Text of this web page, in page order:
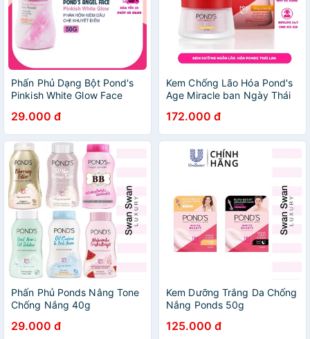
Phấn Phủ Dạng Bột Pond's
Pinkish White Glow Face
29.000 đ
Kem Chống Lão Hóa Pond's
Age Miracle ban Ngày Thái
172.000 đ
Phấn Phủ Ponds Nâng Tone
Chống Nắng 40g
29.000 đ
Kem Dưỡng Trắng Da Chống
Nắng Ponds 50g
125.000 đ